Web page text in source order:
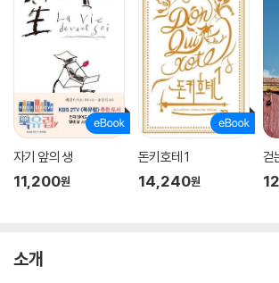
자기 앞의 생
11,200원
돈키호테 1
14,240원
걷
소개